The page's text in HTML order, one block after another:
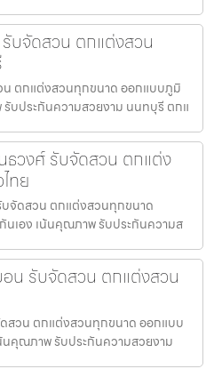
บจัดสวน ตกแต่งสวน
น ตกแต่งสวนทุกขนาด ออกแบบภูมิ
บประกันความสวยงาม นนทบุรี ตกแ
วงศ์ รับจัดสวน ตกแต่ง
ทย
จัดสวน ตกแต่งสวนทุกขนาด
เอง เน้นคุณภาพ รับประกันความส
น รับจัดสวน ตกแต่งสวน
วน ตกแต่งสวนทุกขนาด ออกแบบ
นคุณภาพ รับประกันความสวยงาม